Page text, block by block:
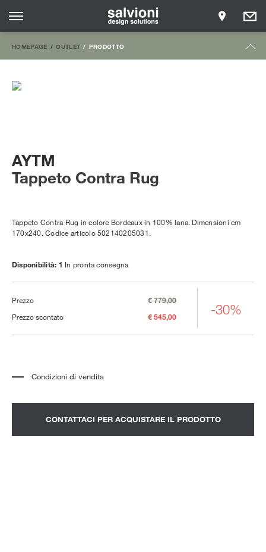
HOMEPAGE OUTLET PRODOTTO
Tappeto Contra Rug
AYTM
Tappeto Contra Rug in colore Bordeaux in 100% lana. Dimensioni cm
170x240. Codice articolo 502140205031.
Disponibilità: 1 In pronta consegna
Prezzo
€ 779,00
Prezzo scontato
€ 545,00 -30%
Condizioni di vendita
essere quotato separatamente.
Trasporto e assemblaggio esclusi.
nello showroom.
CONTATTACI PER ACQUISTARE IL PRODOTTO